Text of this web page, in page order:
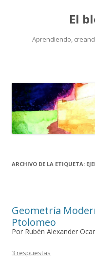
El
Aprendiendo,
ARCHIVO DE LA ETIQUETA:
Geometría
Ptolomeo
Por Rubén Alexander
3 respuestas